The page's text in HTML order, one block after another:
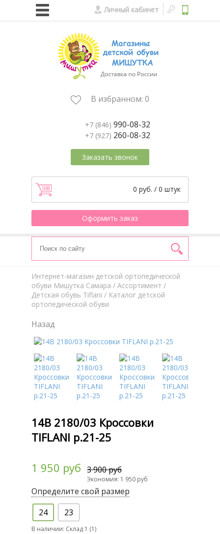
Личный кабинет
В избранном: 0
+7 (846) 990-08-32
+7 (927) 260-08-32
Заказать звонок
0 руб. / 0 штук
Оформить заказ
Интернет-магазин детской ортопедической
обуви Мишутка Самара / Aссортимент /
Детская обувь Tiflani / Каталог детской
ортопедической обуви
Назад
14В 2180/03 Кроссовки
TIFLANI р.21-25
1 950 руб 3 900 руб
Экономия: 1 950 руб
Определите свой размер
24
23
В наличии: Склад 1 (1)